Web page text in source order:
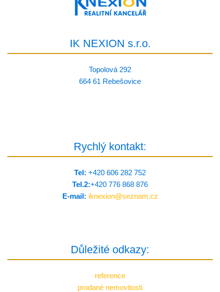
IK NEXION s.r.o.
Topolová 292
664 61 Rebešovice
Rychlý kontakt:
Tel: +420 606 282 752
Tel.2:+420 776 8­68 876
E-mail: iknexion@seznam.cz
Důležité odkazy:
reference
prodané nemovitosti